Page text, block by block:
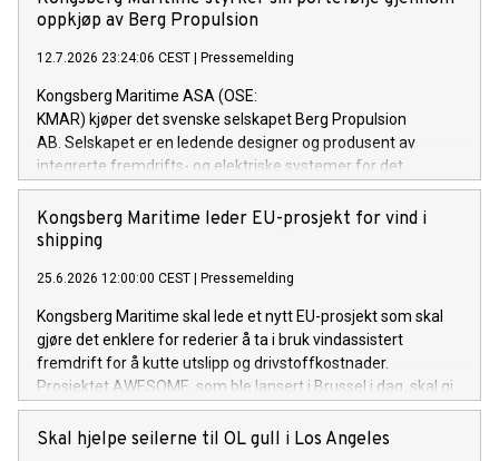
oppkjøp av Berg Propulsion
12.7.2026 23:24:06 CEST | Pressemelding
Kongsberg Maritime ASA (OSE:
KMAR) kjøper det svenske selskapet Berg Propulsion
AB. Selskapet er en ledende designer og produsent av
integrerte fremdrifts- og elektriske systemer for det
maritime markedet.
Kongsberg Maritime leder EU-prosjekt for vind i
shipping
25.6.2026 12:00:00 CEST | Pressemelding
Kongsberg Maritime skal lede et nytt EU-prosjekt som skal
gjøre det enklere for rederier å ta i bruk vindassistert
fremdrift for å kutte utslipp og drivstoffkostnader.
Prosjektet AWESOME, som ble lansert i Brussel i dag, skal gi
verifiserte ytelsesdata, standardiserte metoder og
beslutningsverktøy for bransjen. Målet er å sikre riktig data
Skal hjelpe seilerne til OL gull i Los Angeles